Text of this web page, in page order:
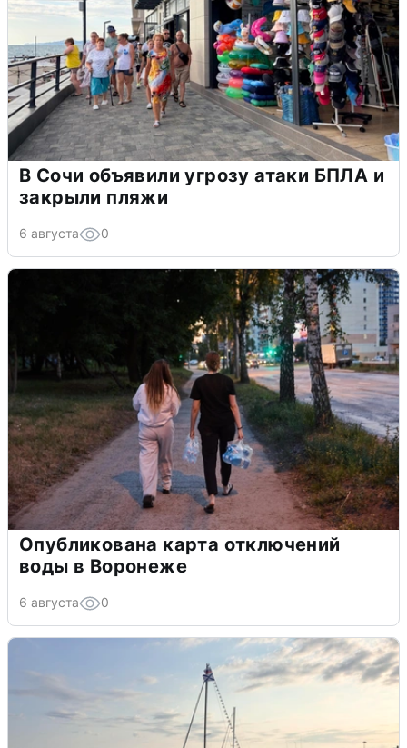
В Сочи объявили угрозу атаки БПЛА и
закрыли пляжи
6 августа 0
Опубликована карта отключений
воды в Воронеже
6 августа 0